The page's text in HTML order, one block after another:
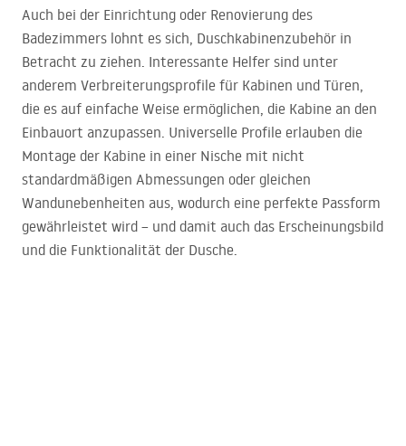
Auch bei der Einrichtung oder Renovierung des
Badezimmers lohnt es sich, Duschkabinenzubehör in
Betracht zu ziehen. Interessante Helfer sind unter
anderem Verbreiterungsprofile für Kabinen und Türen,
die es auf einfache Weise ermöglichen, die Kabine an den
Einbauort anzupassen. Universelle Profile erlauben die
Montage der Kabine in einer Nische mit nicht
standardmäßigen Abmessungen oder gleichen
Wandunebenheiten aus, wodurch eine perfekte Passform
gewährleistet wird – und damit auch das Erscheinungsbild
und die Funktionalität der Dusche.